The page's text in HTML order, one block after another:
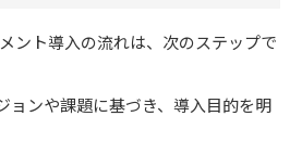
ント導入の流れは、次のステップで
ョンや課題に基づき、導入目的を明